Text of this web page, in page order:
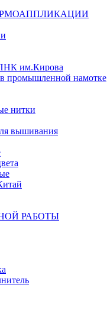
им.Кирова
промышленной намотке
нитки
вышивания
РАБОТЫ